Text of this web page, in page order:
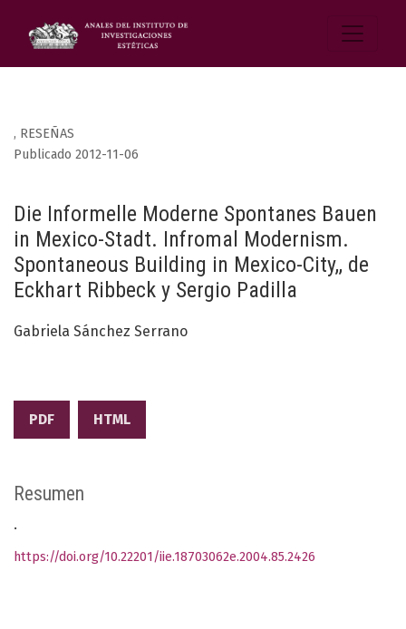
, RESEÑAS
Die Informelle Moderne Spontanes Bauen
in Mexico-Stadt. Infromal Modernism.
Spontaneous Building in Mexico-City,, de
Eckhart Ribbeck y Sergio Padilla
Publicado 2012-11-06
Gabriela Sánchez Serrano
PDF HTML
Resumen
.
https://doi.org/10.22201/iie.18703062e.2004.85.2426